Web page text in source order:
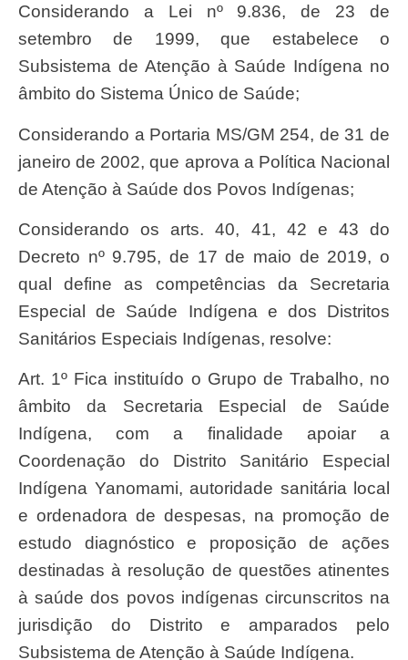
Considerando a Lei nº 9.836, de 23 de
setembro de 1999, que estabelece o
Subsistema de Atenção à Saúde Indígena no
âmbito do Sistema Único de Saúde;
Considerando a Portaria MS/GM 254, de 31 de
janeiro de 2002, que aprova a Política Nacional
de Atenção à Saúde dos Povos Indígenas;
Considerando os arts. 40, 41, 42 e 43 do
Decreto nº 9.795, de 17 de maio de 2019, o
qual define as competências da Secretaria
Especial de Saúde Indígena e dos Distritos
Sanitários Especiais Indígenas, resolve:
Art. 1º Fica instituído o Grupo de Trabalho, no
âmbito da Secretaria Especial de Saúde
Indígena, com a finalidade apoiar a
Coordenação do Distrito Sanitário Especial
Indígena Yanomami, autoridade sanitária local
e ordenadora de despesas, na promoção de
estudo diagnóstico e proposição de ações
destinadas à resolução de questões atinentes
à saúde dos povos indígenas circunscritos na
jurisdição do Distrito e amparados pelo
Subsistema de Atenção à Saúde Indígena.